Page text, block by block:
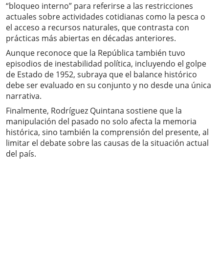
“bloqueo interno” para referirse a las restricciones
actuales sobre actividades cotidianas como la pesca o
el acceso a recursos naturales, que contrasta con
prácticas más abiertas en décadas anteriores.
Aunque reconoce que la República también tuvo
episodios de inestabilidad política, incluyendo el golpe
de Estado de 1952, subraya que el balance histórico
debe ser evaluado en su conjunto y no desde una única
narrativa.
Finalmente, Rodríguez Quintana sostiene que la
manipulación del pasado no solo afecta la memoria
histórica, sino también la comprensión del presente, al
limitar el debate sobre las causas de la situación actual
del país.